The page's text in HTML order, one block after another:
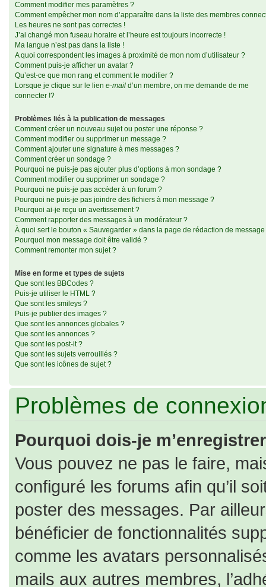
Comment modifier mes paramètres ?
Comment empêcher mon nom d’apparaître dans la liste des membres
Les heures ne sont pas correctes !
J’ai changé mon fuseau horaire et l’heure est toujours incorrecte !
Ma langue n’est pas dans la liste !
A quoi correspondent les images à proximité de mon nom d’utilisateur ?
Comment puis-je afficher un avatar ?
Qu’est-ce que mon rang et comment le modifier ?
Lorsque je clique sur le lien e-mail d’un membre, on me demande de me
connecter !?
Problèmes liés à la publication de messages
Comment créer un nouveau sujet ou poster une réponse ?
Comment modifier ou supprimer un message ?
Comment ajouter une signature à mes messages ?
Comment créer un sondage ?
Pourquoi ne puis-je pas ajouter plus d’options à mon sondage ?
Comment modifier ou supprimer un sondage ?
Pourquoi ne puis-je pas accéder à un forum ?
Pourquoi ne puis-je pas joindre des fichiers à mon message ?
Pourquoi ai-je reçu un avertissement ?
Comment rapporter des messages à un modérateur ?
À quoi sert le bouton « Sauvegarder » dans la page de rédaction de message
Pourquoi mon message doit être validé ?
Comment remonter mon sujet ?
Mise en forme et types de sujets
Que sont les BBCodes ?
Puis-je utiliser le HTML ?
Que sont les smileys ?
Puis-je publier des images ?
Que sont les annonces globales ?
Que sont les annonces ?
Que sont les post-it ?
Que sont les sujets verrouillés ?
Que sont les icônes de sujet ?
Problèmes de
Pourquoi dois-je
Vous pouvez ne pas le faire,
configuré les forums afin qu’il
poster des messages. Par
bénéficier de fonctionnalités
comme les avatars
mails aux autres membres,